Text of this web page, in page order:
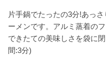
片手鍋でたったの3分!あっ
ーメンです。アルミ蒸着の
できたての美味しさを袋に
間:3分)